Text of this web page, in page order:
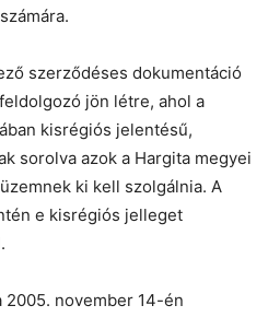
szerződéses dokumentáció
jön létre, ahol a
kisrégiós jelentésű,
sorolva azok a Hargita megyei
ki kell szolgálnia. A
e kisrégiós jelleget
2005. november 14-én